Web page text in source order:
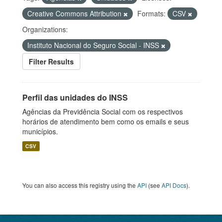
Creative Commons Attribution
Formats:
CSV
Organizations:
Instituto Nacional do Seguro Social - INSS
Filter Results
Perfil das unidades do INSS
Agências da Previdência Social com os respectivos
horários de atendimento bem como os emails e seus
municípios.
CSV
You can also access this registry using the API (see API Docs).